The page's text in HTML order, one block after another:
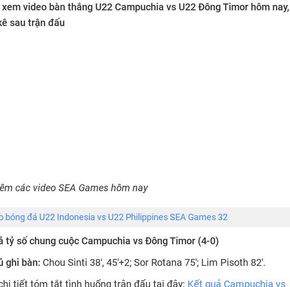
video bàn thắng U22 Campuchia vs U22 Đông Timor hôm nay,
sau trận đấu
các video SEA Games hôm nay
bóng đá U22 Indonesia vs U22 Philippines SEA Games 32
tỷ số chung cuộc Campuchia vs Đông Timor (4-0)
ghi bàn: Chou Sinti 38', 45'+2; Sor Rotana 75'; Lim Pisoth 82'.
tiết tóm tắt tình huống trận đấu tại đây: Kết quả Campuchia vs